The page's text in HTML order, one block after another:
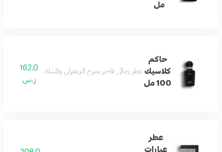
مل
حاكم
كلاسيك
100 مل
عطر رجالي فاخر يمزج الزعفران والمسك والأخشاب
162.0
ر.س
عطر
عبارات